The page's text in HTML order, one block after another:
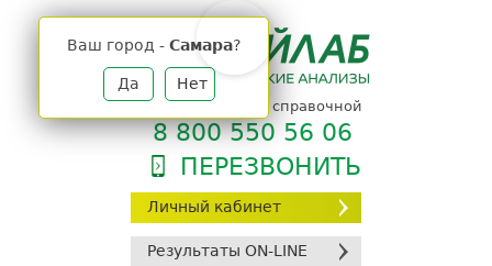
Личный кабинет
Результаты ON-LINE
Ваш город - Самара?
Да Нет
телефон единой справочной
8 800 550 56 06
ПЕРЕЗВОНИТЬ